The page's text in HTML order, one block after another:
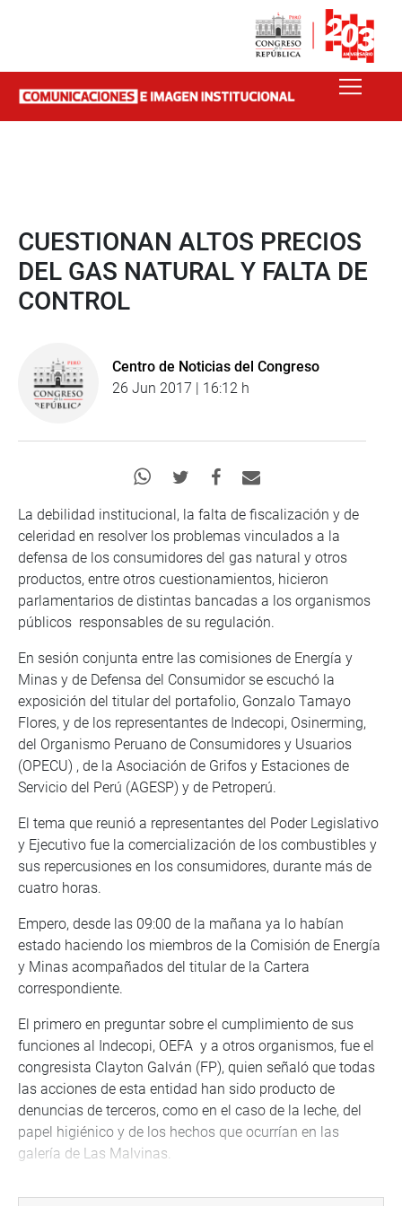
CUESTIONAN ALTOS PRECIOS
DEL GAS NATURAL Y FALTA DE
CONTROL
Centro de Noticias del Congreso
26 Jun 2017 | 16:12 h
La debilidad institucional, la falta de fiscalización y de
celeridad en resolver los problemas vinculados a la
defensa de los consumidores del gas natural y otros
productos, entre otros cuestionamientos, hicieron
parlamentarios de distintas bancadas a los organismos
públicos responsables de su regulación.
En sesión conjunta entre las comisiones de Energía y
Minas y de Defensa del Consumidor se escuchó la
exposición del titular del portafolio, Gonzalo Tamayo
Flores, y de los representantes de Indecopi, Osinerming,
del Organismo Peruano de Consumidores y Usuarios
(OPECU) , de la Asociación de Grifos y Estaciones de
Servicio del Perú (AGESP) y de Petroperú.
El tema que reunió a representantes del Poder Legislativo
y Ejecutivo fue la comercialización de los combustibles y
sus repercusiones en los consumidores, durante más de
cuatro horas.
Empero, desde las 09:00 de la mañana ya lo habían
estado haciendo los miembros de la Comisión de Energía
y Minas acompañados del titular de la Cartera
correspondiente.
El primero en preguntar sobre el cumplimiento de sus
funciones al Indecopi, OEFA y a otros organismos, fue el
congresista Clayton Galván (FP), quien señaló que todas
las acciones de esta entidad han sido producto de
denuncias de terceros, como en el caso de la leche, del
papel higiénico y de los hechos que ocurrían en las
galería de Las Malvinas.